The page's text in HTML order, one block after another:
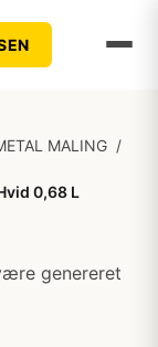
MALING /
0,68 L
genereret